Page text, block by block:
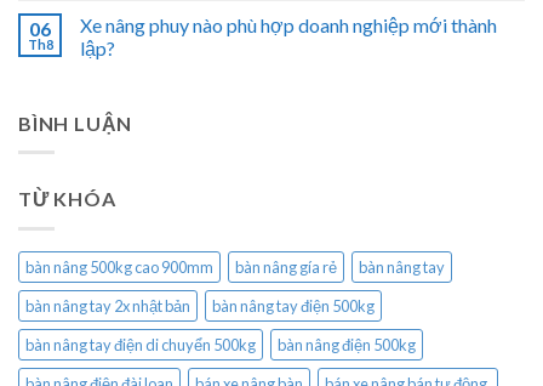
06
Th8
Xe nâng phuy nào phù hợp doanh nghiệp mới thành
lập?
BÌNH LUẬN
TỪ KHÓA
bàn nâng 500kg cao 900mm bàn nâng gía rẻ
bàn nâng tay
bàn nâng tay 2x nhật bản
bàn nâng tay điện 500kg
bàn nâng tay điện di chuyển 500kg
bàn nâng điện 500kg